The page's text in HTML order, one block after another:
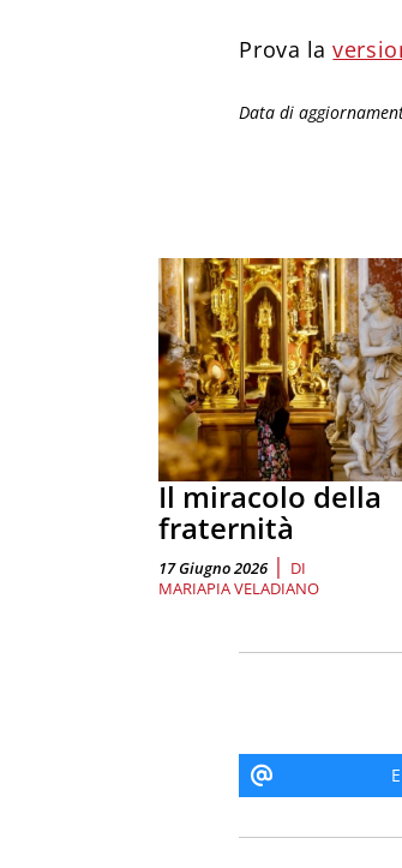
Prova la
Data di
Il miracolo della
fraternità
17 Giugno 2026 | DI
MARIAPIA VELADIANO